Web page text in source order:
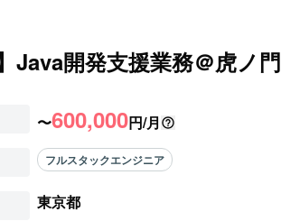
Java開発支援業務＠虎ノ門
〜600,000円/月
フルスタックエンジニア
東京都